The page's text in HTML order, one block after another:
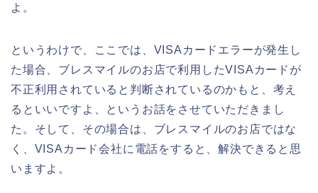
よ。
というわけで、ここでは、VISAカードエラーが発生し
た場合、ブレスマイルのお店で利用したVISAカードが
不正利用されていると判断されているのかもと、考え
るといいですよ、というお話をさせていただきまし
た。そして、その場合は、ブレスマイルのお店ではな
く、VISAカード会社に電話をすると、解決できると思
いますよ。